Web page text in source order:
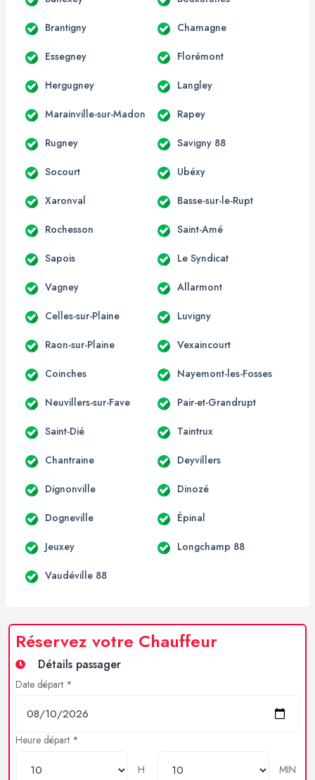
Brantigny Chamagne
Essegney Florémont
Hergugney Langley
Marainville-sur-Madon Rapey
Rugney Savigny 88
Socourt Ubéxy
Xaronval Basse-sur-le-Rupt
Rochesson Saint-Amé
Sapois Le Syndicat
Vagney Allarmont
Celles-sur-Plaine Luvigny
Raon-sur-Plaine Vexaincourt
Coinches Nayemont-les-Fosses
Neuvillers-sur-Fave Pair-et-Grandrupt
Saint-Dié Taintrux
Chantraine Deyvillers
Dignonville Dinozé
Dogneville Épinal
Jeuxey Longchamp 88
Vaudéville 88
Réservez votre Chauffeur
Détails passager
Date départ *
Heure départ *
H
MIN